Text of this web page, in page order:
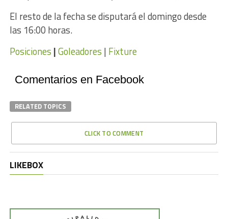
El resto de la fecha se disputará el domingo desde
las 16:00 horas.
Posiciones |Goleadores | Fixture
Comentarios en Facebook
RELATED TOPICS
CLICK TO COMMENT
LIKEBOX